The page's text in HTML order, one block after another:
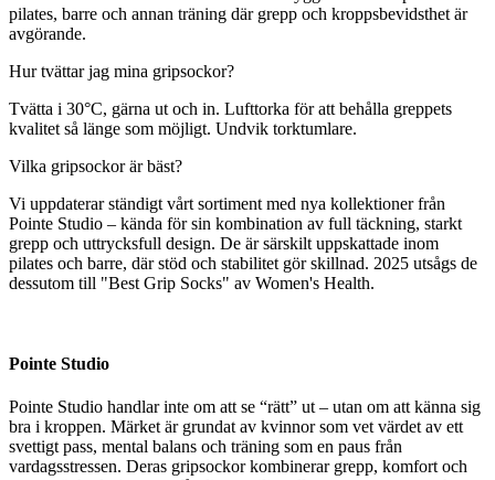
pilates, barre och annan träning där grepp och kroppsbevidsthet är
avgörande.
Hur tvättar jag mina gripsockor?
Tvätta i 30°C, gärna ut och in. Lufttorka för att behålla greppets
kvalitet så länge som möjligt. Undvik torktumlare.
Vilka gripsockor är bäst?
Vi uppdaterar ständigt vårt sortiment med nya kollektioner från
Pointe Studio – kända för sin kombination av full täckning, starkt
grepp och uttrycksfull design. De är särskilt uppskattade inom
pilates och barre, där stöd och stabilitet gör skillnad. 2025 utsågs de
dessutom till "Best Grip Socks" av Women's Health.
Pointe Studio
Pointe Studio handlar inte om att se “rätt” ut – utan om att känna sig
bra i kroppen. Märket är grundat av kvinnor som vet värdet av ett
svettigt pass, mental balans och träning som en paus från
vardagsstressen. Deras gripsockor kombinerar grepp, komfort och